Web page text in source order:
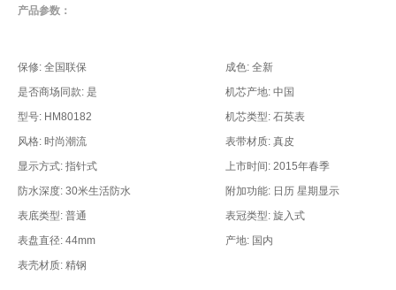
产品参数：
保修: 全国联保
成色: 全新
是否商场同款: 是
机芯产地: 中国
型号: HM80182
机芯类型: 石英表
风格: 时尚潮流
表带材质: 真皮
显示方式: 指针式
上市时间: 2015年春季
防水深度: 30米生活防水
附加功能: 日历 星期显示
表底类型: 普通
表冠类型: 旋入式
表盘直径: 44mm
产地: 国内
表壳材质: 精钢